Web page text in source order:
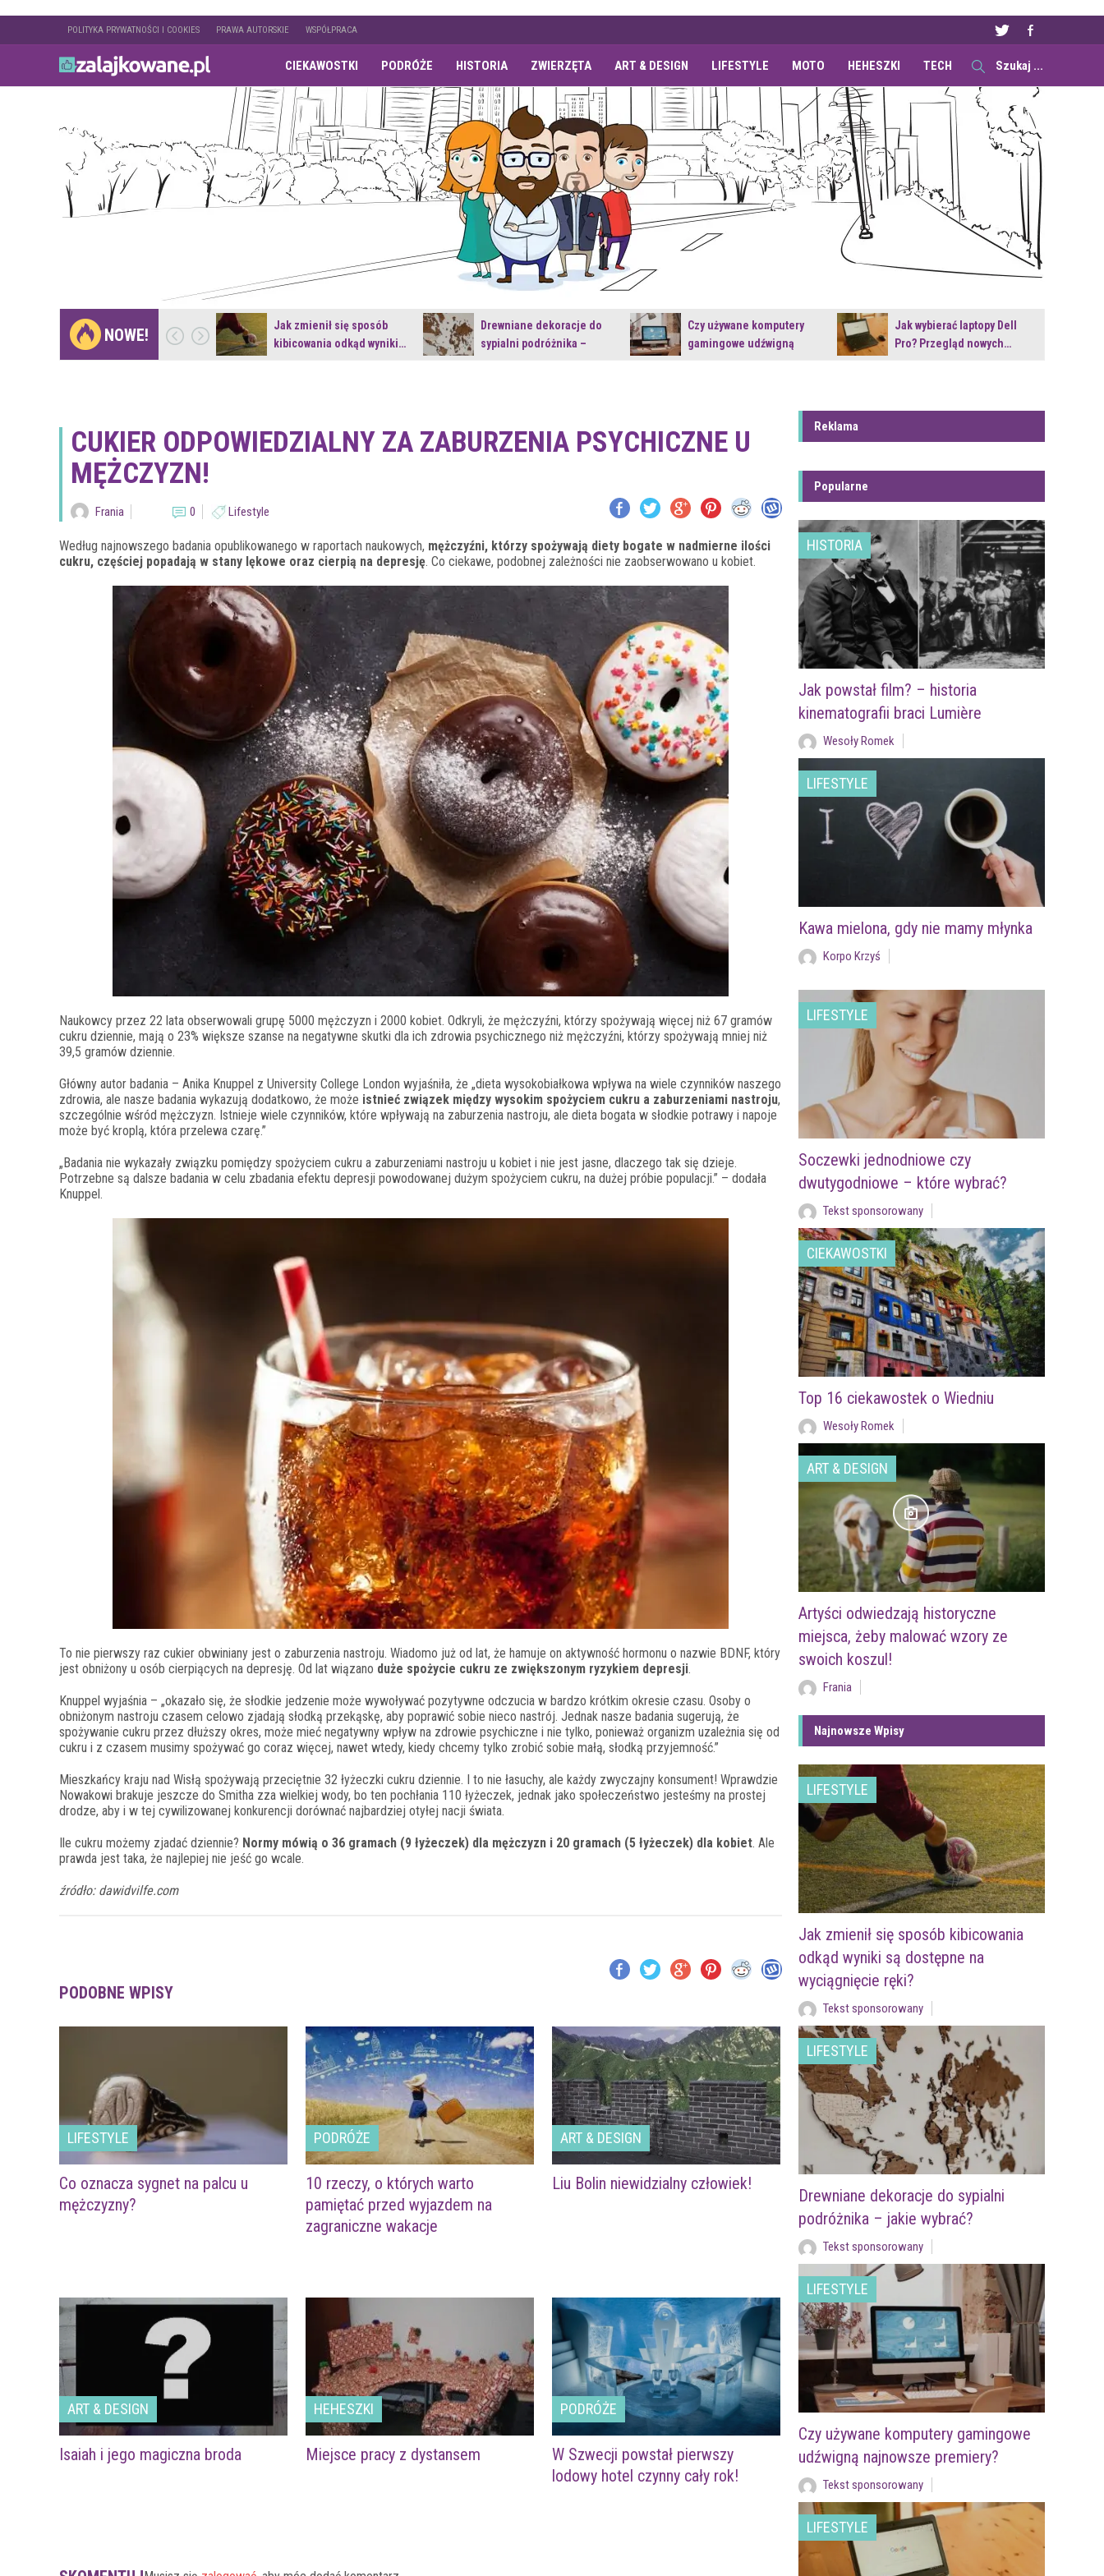
POLITYKA PRYWATNOŚCI I COOKIES PRAWA AUTORSKIE WSPÓŁPRACA
CIEKAWOSTKI PODRÓŻE HISTORIA ZWIERZĘTA ART & DESIGN LIFESTYLE MOTO HEHESZKI TECH
NOWE!
Gdzie pojechać na
weekend z naturą w…
Jak zmienił się sposób
kibicowania odkąd wyniki…
Drewniane dekoracje do
sypialni podróżnika –
Czy używane komputery
gamingowe udźwigną
Jak wybierać laptopy Dell
Pro? Przegląd nowych…
CUKIER ODPOWIEDZIALNY ZA ZABURZENIA PSYCHICZNE U
MĘŻCZYZN!
Frania 0 Lifestyle
Według najnowszego badania opublikowanego w raportach naukowych, mężczyźni, którzy spożywają diety bogate w nadmierne ilości
cukru, częściej popadają w stany lękowe oraz cierpią na depresję. Co ciekawe, podobnej zależności nie zaobserwowano u kobiet.
Naukowcy przez 22 lata obserwowali grupę 5000 mężczyzn i 2000 kobiet. Odkryli, że mężczyźni, którzy spożywają więcej niż 67 gramów
cukru dziennie, mają o 23% większe szanse na negatywne skutki dla ich zdrowia psychicznego niż mężczyźni, którzy spożywają mniej niż
39,5 gramów dziennie.
Główny autor badania – Anika Knuppel z University College London wyjaśniła, że „dieta wysokobiałkowa wpływa na wiele czynników naszego
zdrowia, ale nasze badania wykazują dodatkowo, że może istnieć związek między wysokim spożyciem cukru a zaburzeniami nastroju,
szczególnie wśród mężczyzn. Istnieje wiele czynników, które wpływają na zaburzenia nastroju, ale dieta bogata w słodkie potrawy i napoje
może być kroplą, która przelewa czarę.”
„Badania nie wykazały związku pomiędzy spożyciem cukru a zaburzeniami nastroju u kobiet i nie jest jasne, dlaczego tak się dzieje.
Potrzebne są dalsze badania w celu zbadania efektu depresji powodowanej dużym spożyciem cukru, na dużej próbie populacji.” – dodała
Knuppel.
To nie pierwszy raz cukier obwiniany jest o zaburzenia nastroju. Wiadomo już od lat, że hamuje on aktywność hormonu o nazwie BDNF, który
jest obniżony u osób cierpiących na depresję. Od lat wiązano duże spożycie cukru ze zwiększonym ryzykiem depresji.
Knuppel wyjaśnia – „okazało się, że słodkie jedzenie może wywoływać pozytywne odczucia w bardzo krótkim okresie czasu. Osoby o
obniżonym nastroju czasem celowo zjadają słodką przekąskę, aby poprawić sobie nieco nastrój. Jednak nasze badania sugerują, że
spożywanie cukru przez dłuższy okres, może mieć negatywny wpływ na zdrowie psychiczne i nie tylko, ponieważ organizm uzależnia się od
cukru i z czasem musimy spożywać go coraz więcej, nawet wtedy, kiedy chcemy tylko zrobić sobie małą, słodką przyjemność.”
Mieszkańcy kraju nad Wisłą spożywają przeciętnie 32 łyżeczki cukru dziennie. I to nie łasuchy, ale każdy zwyczajny konsument! Wprawdzie
Nowakowi brakuje jeszcze do Smitha zza wielkiej wody, bo ten pochłania 110 łyżeczek, jednak jako społeczeństwo jesteśmy na prostej
drodze, aby i w tej cywilizowanej konkurencji dorównać najbardziej otyłej nacji świata.
Ile cukru możemy zjadać dziennie? Normy mówią o 36 gramach (9 łyżeczek) dla mężczyzn i 20 gramach (5 łyżeczek) dla kobiet. Ale
prawda jest taka, że najlepiej nie jeść go wcale.
źródło: dawidvilfe.com
PODOBNE WPISY
LIFESTYLE
Co oznacza sygnet na palcu u
mężczyzny?
PODRÓŻE
10 rzeczy, o których warto
pamiętać przed wyjazdem na
zagraniczne wakacje
ART & DESIGN
Liu Bolin niewidzialny człowiek!
ART & DESIGN
Isaiah i jego magiczna broda
HEHESZKI
Miejsce pracy z dystansem
PODRÓŻE
W Szwecji powstał pierwszy
lodowy hotel czynny cały rok!
Reklama
Popularne
HISTORIA
Jak powstał film? – historia
kinematografii braci Lumière
Wesoły Romek
LIFESTYLE
Kawa mielona, gdy nie mamy młynka
Korpo Krzyś
LIFESTYLE
Soczewki jednodniowe czy
dwutygodniowe – które wybrać?
Tekst sponsorowany
CIEKAWOSTKI
Top 16 ciekawostek o Wiedniu
Wesoły Romek
ART & DESIGN
Artyści odwiedzają historyczne
miejsca, żeby malować wzory ze
swoich koszul!
Frania
Najnowsze Wpisy
LIFESTYLE
Jak zmienił się sposób kibicowania
odkąd wyniki są dostępne na
wyciągnięcie ręki?
Tekst sponsorowany
LIFESTYLE
Drewniane dekoracje do sypialni
podróżnika – jakie wybrać?
Tekst sponsorowany
LIFESTYLE
Czy używane komputery gamingowe
udźwigną najnowsze premiery?
Tekst sponsorowany
LIFESTYLE